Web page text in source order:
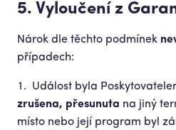
5. Vyloučení z
Nárok dle těchto podmínek
případech:
Událost byla
zrušena, přesunuta na jiný
místo nebo její program byl